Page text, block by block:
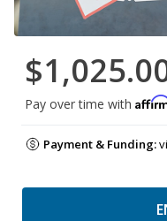
Pay over time with
Payment & Funding: